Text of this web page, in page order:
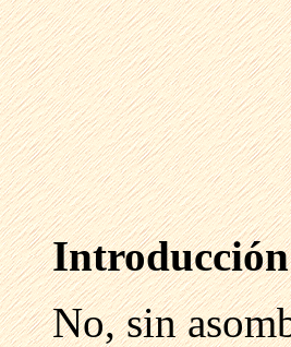
Introducción
No, sin